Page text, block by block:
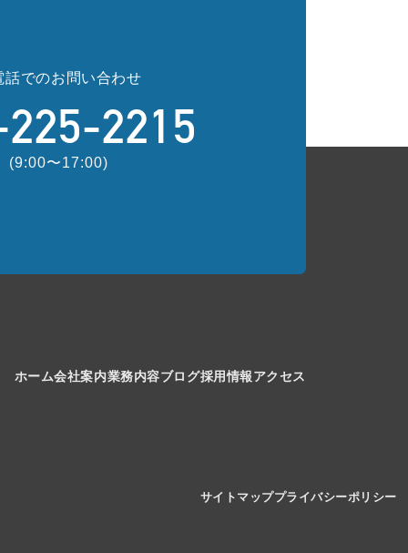
話でのお問い合わせ
2215
(9:00〜17:00)
ホーム会社案内業務内容ブログ採用情報アクセス
サイトマッププライバシーポリシー